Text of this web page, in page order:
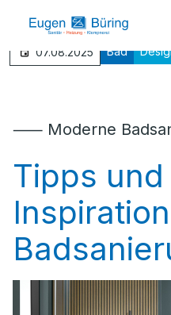
07.08.2025 Bad
⸺ Moderne
Tipps und